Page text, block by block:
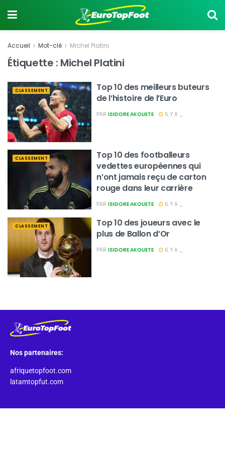
Accueil Mot-clé Michel Platini
Étiquette : Michel Platini
CLASSEMENT
Top 10 des meilleurs buteurs
de l’histoire de l’Euro
PAR ISIDORE AKOUETE IL Y A _
CLASSEMENT
Top 10 des footballeurs
vedettes européennes qui
n’ont jamais reçu de carton
rouge dans leur carrière
PAR ISIDORE AKOUETE IL Y A _
CLASSEMENT
Top 10 des joueurs avec le
plus de Ballon d’Or
PAR ISIDORE AKOUETE IL Y A _
Nos partenaires:
afriquetopfoot.com
latamtopfut.com